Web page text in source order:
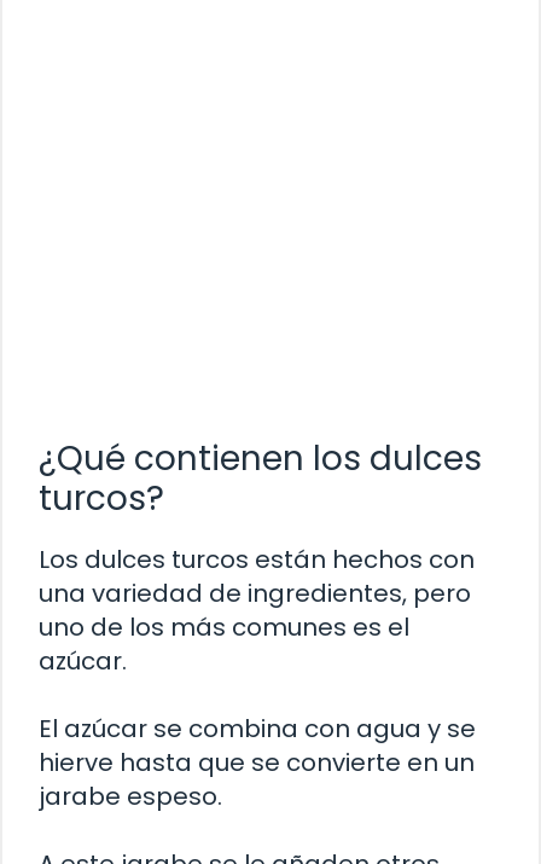
¿Qué contienen los dulces
turcos?
Los dulces turcos están hechos con
una variedad de ingredientes, pero
uno de los más comunes es el
azúcar.
El azúcar se combina con agua y se
hierve hasta que se convierte en un
jarabe espeso.